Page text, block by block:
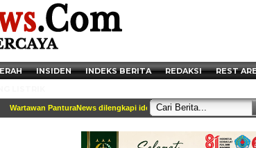
INSIDEN INDEKS BERITA REDAKSI
REST
Wartawan PanturaNews dilengkapi identitas dan tercantum di box